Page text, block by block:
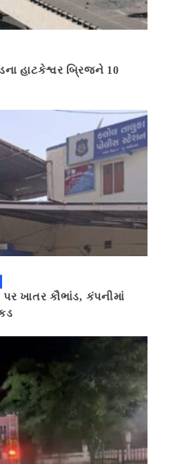
હાટકેશ્વર બ્રિજને 10
ખાતર કૌભાંડ, કંપનીમાં